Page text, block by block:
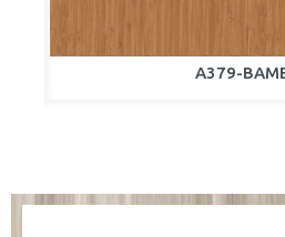
A379-